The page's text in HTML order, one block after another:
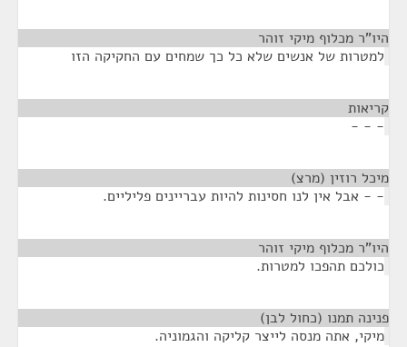
היו"ר מכלוף מיקי זוהר
למטרות של אנשים שלא כל כך שמחים עם החקיקה הזו
קריאות
- - -
מיכל רוזין (מרצ)
- - אבל אין לנו חסינות להיות עבריינים פליליים.
היו"ר מכלוף מיקי זוהר
כולכם תהפכו למטרות.
פנינה תמנו (כחול לבן)
מיקי, אתה מנסה לייצר קליקה והגמוניה.